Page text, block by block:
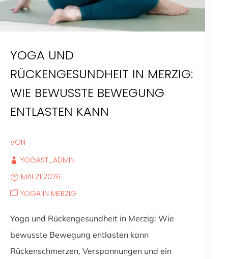
YOGA UND
RÜCKENGESUNDHEIT IN MERZIG:
WIE BEWUSSTE BEWEGUNG
ENTLASTEN KANN
VON
YOGAST_ADMIN
MAI 21 2026
YOGA IN MERZIG
Yoga und Rückengesundheit in Merzig: Wie
bewusste Bewegung entlasten kann
Rückenschmerzen, Verspannungen und ein